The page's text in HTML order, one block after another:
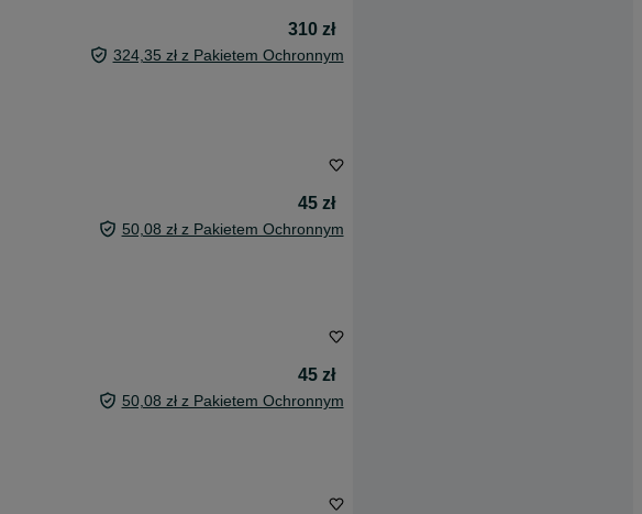
310 zł
324,35 zł z Pakietem Ochronnym
45 zł
50,08 zł z Pakietem Ochronnym
45 zł
50,08 zł z Pakietem Ochronnym